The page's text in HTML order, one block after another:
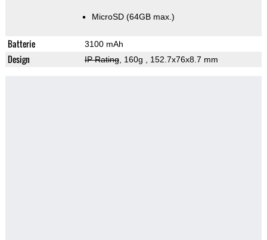
MicroSD (64GB max.)
Batterie 3100 mAh
Design IP Rating, 160g , 152.7x76x8.7 mm